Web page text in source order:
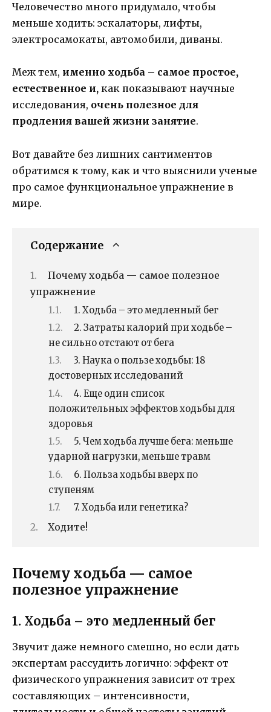
Человечество много придумало, чтобы
меньше ходить: эскалаторы, лифты,
электросамокаты, автомобили, диваны.
Меж тем, именно ходьба – самое простое,
естественное и, как показывают научные
исследования, очень полезное для
продления вашей жизни занятие.
Вот давайте без лишних сантиментов
обратимся к тому, как и что выяснили ученые
про самое функциональное упражнение в
мире.
Содержание
Почему ходьба — самое полезное
упражнение
1. Ходьба – это медленный бег
2. Затраты калорий при ходьбе –
не сильно отстают от бега
3. Наука о пользе ходьбы: 18
достоверных исследований
4. Еще один список
положительных эффектов ходьбы для
здоровья
5. Чем ходьба лучше бега: меньше
ударной нагрузки, меньше травм
6. Польза ходьбы вверх по
ступеням
7. Ходьба или генетика?
Ходите!
Почему ходьба — самое
полезное упражнение
1. Ходьба – это медленный бег
Звучит даже немного смешно, но если дать
экспертам рассудить логично: эффект от
физического упражнения зависит от трех
составляющих – интенсивности,